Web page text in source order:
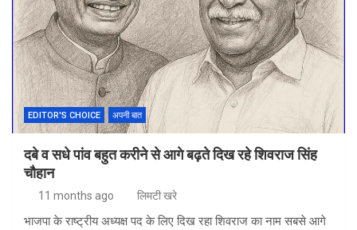
EDITOR'S CHOICE अपनी बात
दबे व सधे पांव बहुत करीने से आगे बढ़ते दिख रहे शिवराज सिंह
चौहान
11 months ago लिमटी खरे
भाजपा के राष्ट्रीय अध्यक्ष पद के लिए दिख रहा शिवराज का नाम सबसे आगे